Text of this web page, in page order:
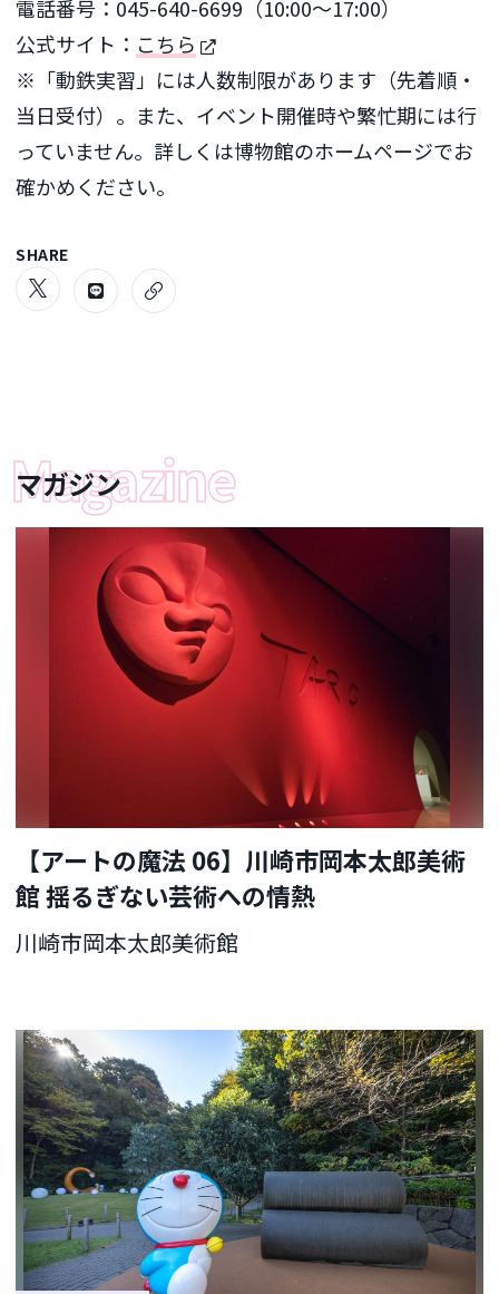
電話番号：045-640-6699（10:00～17:00）
公式サイト： こちら
※「動鉄実習」には人数制限があります（先着順・
当日受付）。また、イベント開催時や繁忙期には行
っていません。詳しくは博物館のホームページでお
確かめください。
SHARE
マガジン
【アートの魔法 06】川崎市岡本太郎美術
館 揺るぎない芸術への情熱
川崎市岡本太郎美術館